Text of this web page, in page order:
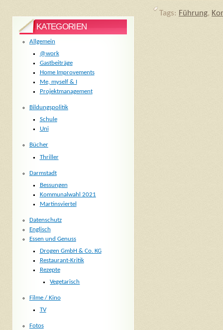
Tags: Führung,
KATEGORIEN
Allgemein
@work
Gastbeiträge
Home Improvements
Me, myself & I
Projektmanagement
Bildungspolitik
Schule
Uni
Bücher
Thriller
Darmstadt
Bessungen
Kommunalwahl 2021
Martinsviertel
Datenschutz
Englisch
Essen und Genuss
Drogen GmbH & Co. KG
Restaurant-Kritik
Rezepte
Vegetarisch
Filme / Kino
TV
Fotos